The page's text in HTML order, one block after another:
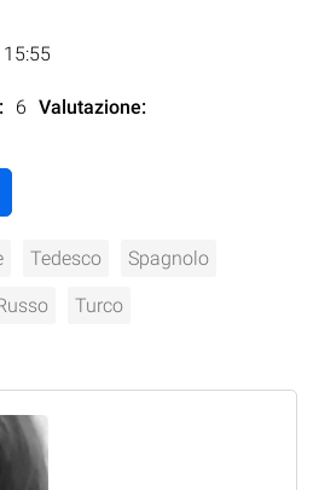
6 Valutazione:
Tedesco Spagnolo
Turco